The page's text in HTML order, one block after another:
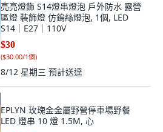
亮亮燈飾 S14燈串燈泡 戶外防水 露營
區燈 裝飾燈 仿鎢絲燈泡, 1個, LED
S14｜E27｜110V
$30
($30.00/1個)
8/12 星期三 預計送達
EPLYN 玫瑰金金屬野營停車場野餐
LED 燈串 10 燈 1.5M, 心